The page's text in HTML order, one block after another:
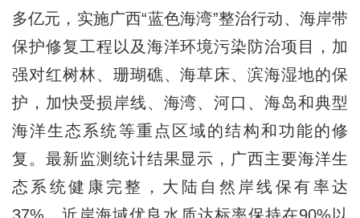
多亿元，实施广西“蓝色海湾”整治行动、海岸带
保护修复工程以及海洋环境污染防治项目，加
强对红树林、珊瑚礁、海草床、滨海湿地的保
护，加快受损岸线、海湾、河口、海岛和典型
海洋生态系统等重点区域的结构和功能的修
复。最新监测统计结果显示，广西主要海洋生
态系统健康完整，大陆自然岸线保有率达